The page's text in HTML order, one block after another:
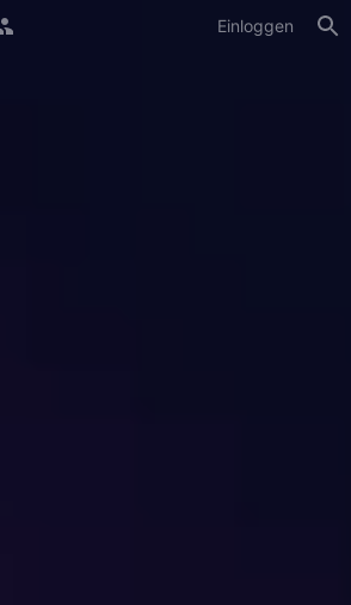
Einloggen